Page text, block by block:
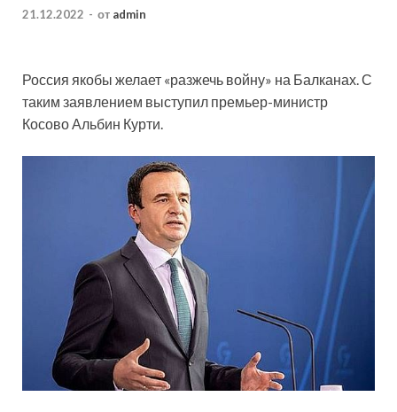
21.12.2022 - от admin
Россия якобы желает «разжечь войну» на Балканах. С
таким заявлением выступил премьер-министр
Косово Альбин Курти.